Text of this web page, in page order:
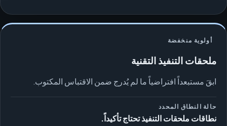
أولوية منخفضة
ملحقات التنفيذ التقنية
ابقَ مستبعداً افتراضياً ما لم يُدرج ضمن الاقتباس المكتوب.
حالة النطاق المحدد
نطاقات ملحقات التنفيذ تحتاج تأكيداً.